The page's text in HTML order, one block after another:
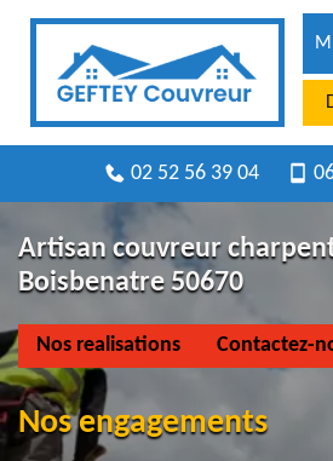
02 52 56 39 04
Artisan couvreur
Boisbenatre 50670
Nos realisations Contactez-
Nos engagements